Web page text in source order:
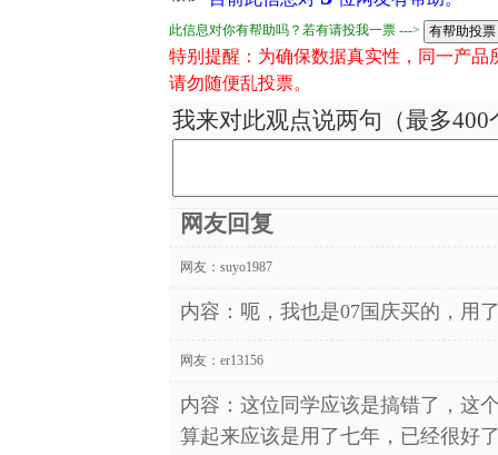
此信息对你有帮助吗？若有请投我一票 --->
特别提醒：为确保数据真实性，同一产
请勿随便乱投票。
我来对此观点说两句（最多400
网友回复
网友： suyo1987
内容：呃，我也是07国庆买的，用
网友： er13156
内容：这位同学应该是搞错了，这
算起来应该是用了七年，已经很好